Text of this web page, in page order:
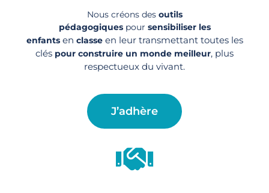
Nous créons des outils
pédagogiquespour sensibiliser les
enfantsen classeen leur transmettant toutes les
clés pour construire un monde meilleur, plus
respectueux du vivant.
J’adhère